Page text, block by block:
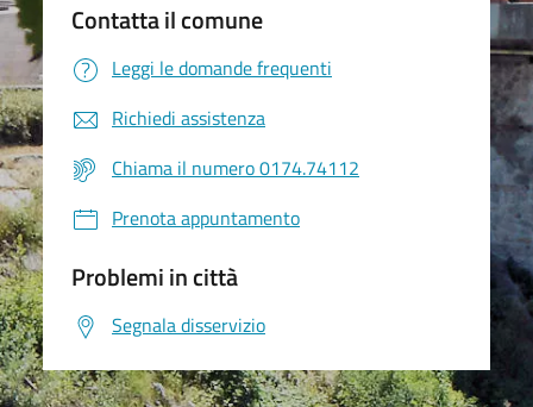
Contatta il comune
Leggi le domande frequenti
Richiedi assistenza
Chiama il numero 0174.74112
Prenota appuntamento
Problemi in città
Segnala disservizio